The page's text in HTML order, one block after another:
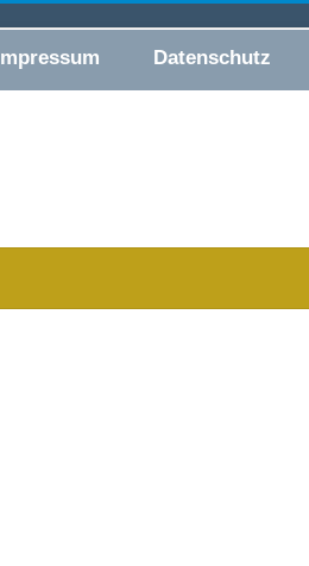
Impressum Datenschutz